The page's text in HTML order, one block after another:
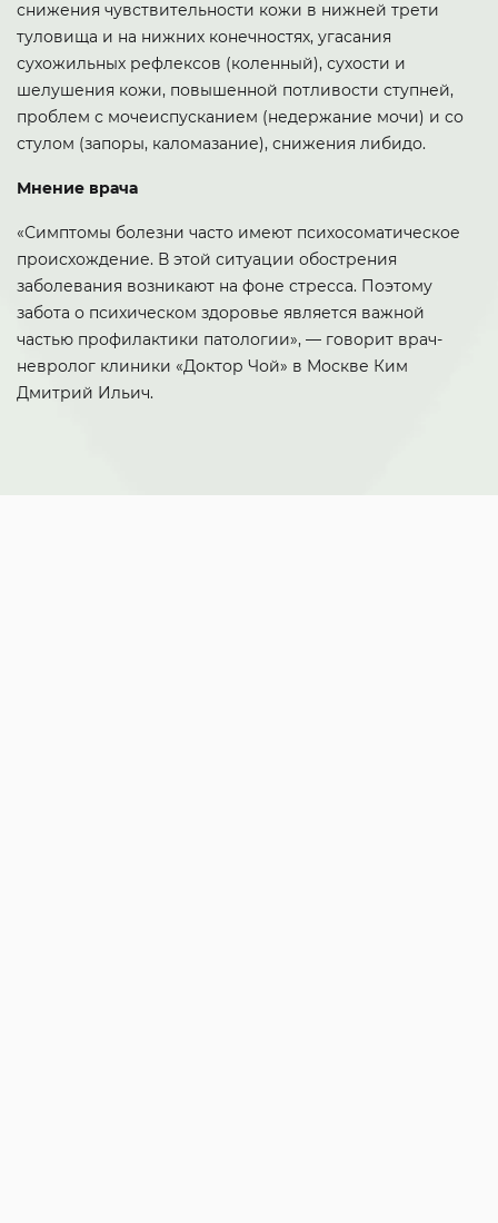
снижения чувствительности кожи в нижней трети
туловища и на нижних конечностях, угасания
сухожильных рефлексов (коленный), сухости и
шелушения кожи, повышенной потливости ступней,
проблем с мочеиспусканием (недержание мочи) и со
стулом (запоры, каломазание), снижения либидо.
Мнение врача
«Симптомы болезни часто имеют психосоматическое
происхождение. В этой ситуации обострения
заболевания возникают на фоне стресса. Поэтому
забота о психическом здоровье является важной
частью профилактики патологии», — говорит врач-
невролог клиники «Доктор Чой» в Москве Ким
Дмитрий Ильич.